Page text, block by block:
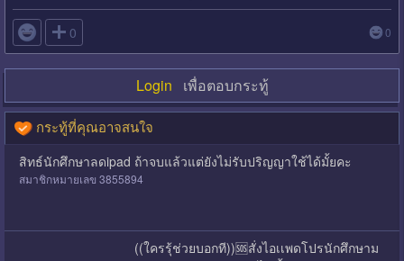
 0 0
Login เพื่อตอบกระทู้
กระทู้ที่คุณอาจสนใจ
สิทธ์นักศึกษาลดipad ถ้าจบแล้วแต่ยังไม่รับปริญญาใช้ได้มั้ยคะ
สมาชิกหมายเลข 3855894
((ใครรุ้ช่วยบอกที))🆘สั่งไอเเพดโปรนักศึกษาม